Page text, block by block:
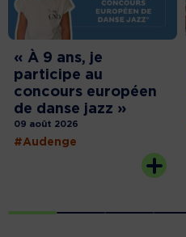
« À 9 ans, je
participe au
concours européen
de danse jazz »
09 août 2026
#Audenge